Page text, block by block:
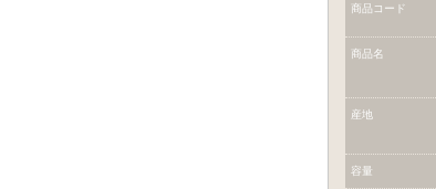
商品コード
商品名
産地
容量